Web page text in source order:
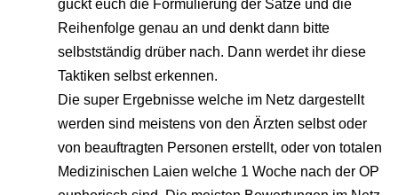
guckt euch die Formulierung der Sätze und die
Reihenfolge genau an und denkt dann bitte
selbstständig drüber nach. Dann werdet ihr diese
Taktiken selbst erkennen.
Die super Ergebnisse welche im Netz dargestellt
werden sind meistens von den Ärzten selbst oder
von beauftragten Personen erstellt, oder von totalen
Medizinischen Laien welche 1 Woche nach der OP